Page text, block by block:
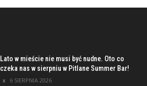
Lato w mieście nie musi być nudne. Oto co
czeka nas w sierpniu w Pitlane Summer Bar!
6 SIERPNIA 2026